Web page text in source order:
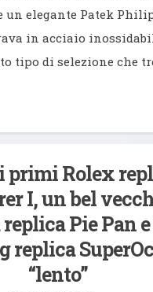
un elegante Patek
in acciaio
tipo di selezione che
primi Rolex
I, un bel
replica Pie Pan
replica
“lento”